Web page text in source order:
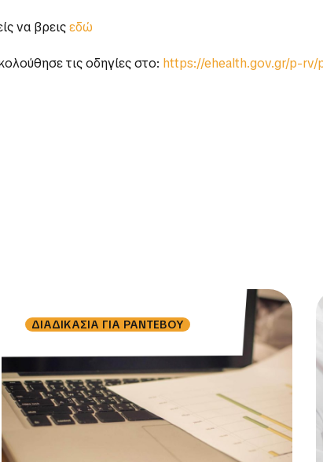
να βρειςεδώ
τις οδηγίες στο: https://ehealth.gov.gr/p-rv/
ΔΙΑΔΙΚΑΣΙΑ ΓΙΑ ΡΑΝΤΕΒΟΥ